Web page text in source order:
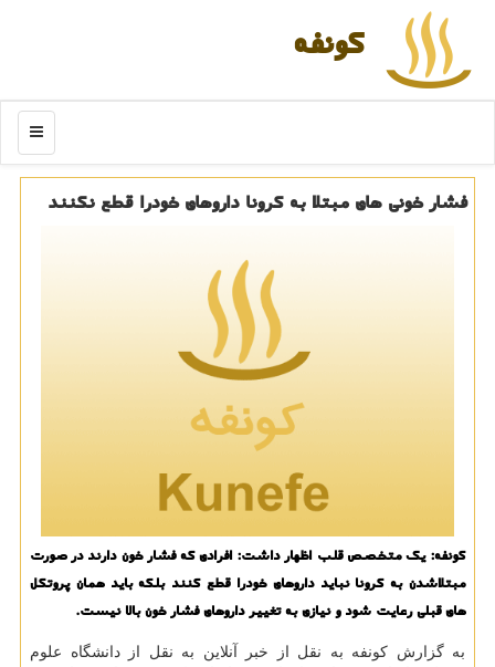
كونفه
منو
فشار خونی های مبتلا به كرونا داروهای خودرا قطع نكنند
كونفه: یك متخصص قلب اظهار داشت: افرادی كه فشار خون دارند در صورت
مبتلاشدن به كرونا نباید داروهای خودرا قطع كنند بلكه باید همان پروتكل
های قبلی رعایت شود و نیازی به تغییر داروهای فشار خون بالا نیست.
به گزارش کونفه به نقل از خبر آنلاین به نقل از دانشگاه علوم